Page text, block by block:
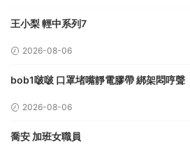
王小梨 輕中系列7
2026-08-06
bob1啵啵 口罩堵嘴靜電膠帶 綁架悶哼聲
2026-08-06
喬安 加班女職員